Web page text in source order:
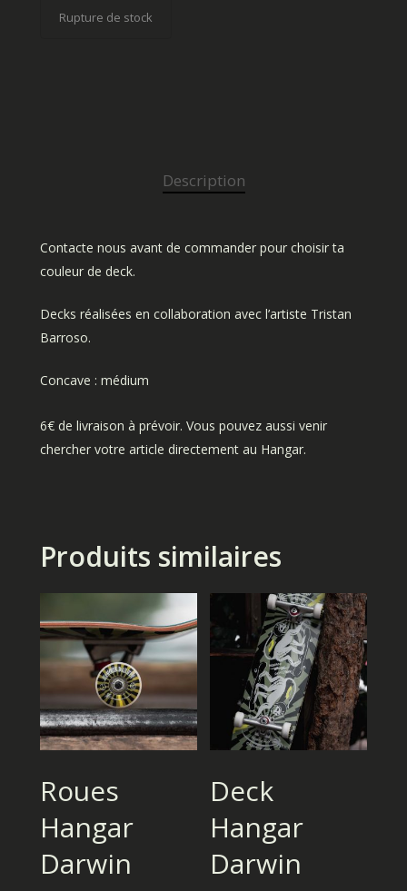
Rupture de stock
Description
Contacte nous avant de commander pour choisir ta
couleur de deck.
Decks réalisées en collaboration avec l’artiste Tristan
Barroso.
Concave : médium
6€ de livraison à prévoir. Vous pouvez aussi venir
chercher votre article directement au Hangar.
Produits similaires
Roues
Hangar
Darwin
Deck
Hangar
Darwin